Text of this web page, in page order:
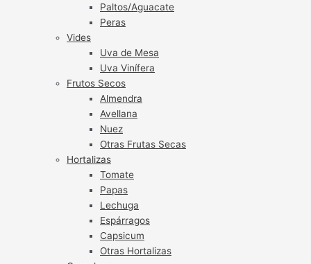
Paltos/Aguacate
Peras
Vides
Uva de Mesa
Uva Vinífera
Frutos Secos
Almendra
Avellana
Nuez
Otras Frutas Secas
Hortalizas
Tomate
Papas
Lechuga
Espárragos
Capsicum
Otras Hortalizas